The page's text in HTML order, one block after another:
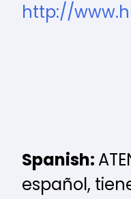
http://
Spanish:
español,